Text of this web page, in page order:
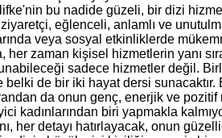
bu nadide güzeli, bir dizi
eğlenceli, anlamlı ve
veya sosyal etkinliklerde
zaman kişisel hizmetlerin yanı
sadece hizmetler değil.
de bir iki hayat dersi sunacaktır.
da onun genç, enerjik ve
kadınlarından biri yapmakla
her detayı hatırlayacak, onun